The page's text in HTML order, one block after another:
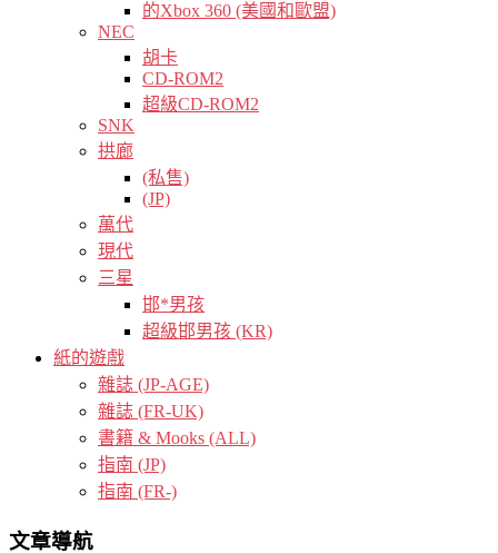
的Xbox 360 (美國和歐盟)
NEC
胡卡
CD-ROM2
超級CD-ROM2
SNK
拱廊
(私售)
(JP)
萬代
現代
三星
邯*男孩
超級邯男孩 (KR)
紙的遊戲
雜誌 (JP-AGE)
雜誌 (FR-UK)
書籍 & Mooks (ALL)
指南 (JP)
指南 (FR-)
文章導航